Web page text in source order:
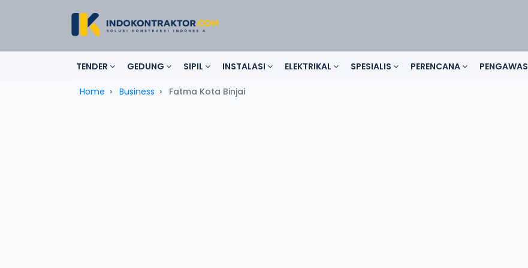
TENDER GEDUNG SIPIL INSTALASI ELEKTRIKAL SPESIALIS PERENCANA PENGAWAS
Home Business Fatma Kota Binjai